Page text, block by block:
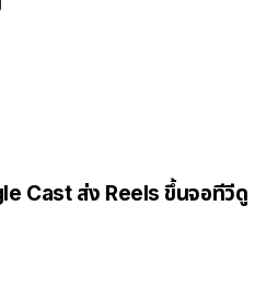
Cast ส่ง Reels ขึ้นจอทีวีดู